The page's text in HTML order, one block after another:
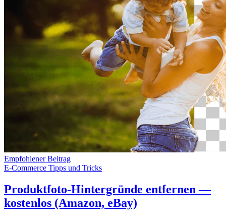
Empfohlener Beitrag
E-Commerce Tipps und Tricks
Produktfoto-Hintergründe entfernen —
kostenlos (Amazon, eBay)